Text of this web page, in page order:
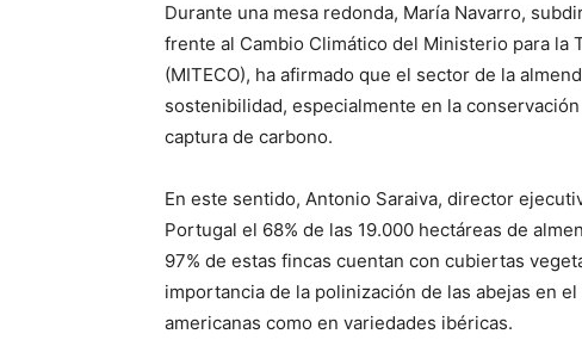
Durante una mesa redonda, María Navarro,
frente al Cambio Climático del Ministerio para la
(MITECO), ha afirmado que el sector de la
sostenibilidad, especialmente en la
captura de carbono.
En este sentido, Antonio Saraiva, director
Portugal el 68% de las 19.000 hectáreas de
97% de estas fincas cuentan con cubiertas
importancia de la polinización de las abejas en
americanas como en variedades ibéricas.